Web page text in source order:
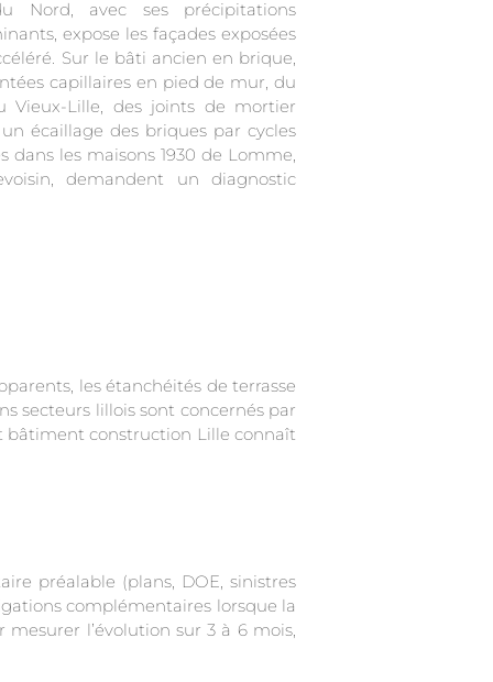
Nord, avec ses précipitations
expose les façades exposées
Sur le bâti ancien en brique,
capillaires en pied de mur, du
Vieux-Lille, des joints de mortier
écaillage des briques par cycles
dans les maisons 1930 de Lomme,
demandent un diagnostic
les étanchéités de terrasse
secteurs lillois sont concernés par
bâtiment construction Lille connaît
préalable (plans, DOE, sinistres
complémentaires lorsque la
l’évolution sur 3 à 6 mois,